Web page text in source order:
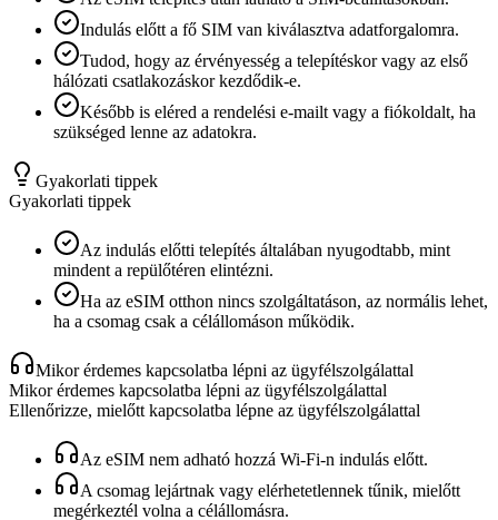
Indulás előtt a fő SIM van kiválasztva adatforgalomra.
Tudod, hogy az érvényesség a telepítéskor vagy az első
hálózati csatlakozáskor kezdődik-e.
Később is eléred a rendelési e-mailt vagy a fiókoldalt, ha
szükséged lenne az adatokra.
Gyakorlati tippek
Gyakorlati tippek
Az indulás előtti telepítés általában nyugodtabb, mint
mindent a repülőtéren elintézni.
Ha az eSIM otthon nincs szolgáltatáson, az normális lehet,
ha a csomag csak a célállomáson működik.
Mikor érdemes kapcsolatba lépni az ügyfélszolgálattal
Mikor érdemes kapcsolatba lépni az ügyfélszolgálattal
Ellenőrizze, mielőtt kapcsolatba lépne az ügyfélszolgálattal
Az eSIM nem adható hozzá Wi‑Fi-n indulás előtt.
A csomag lejártnak vagy elérhetetlennek tűnik, mielőtt
megérkeztél volna a célállomásra.